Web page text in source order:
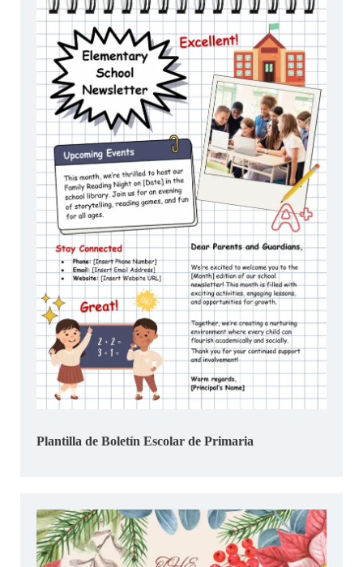
Plantilla de Boletín Escolar de Primaria